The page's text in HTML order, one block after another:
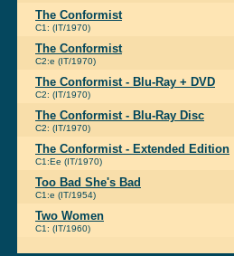
The Conformist
C1: (IT/1970)
The Conformist
C2:e (IT/1970)
The Conformist - Blu-Ray + DVD
C2: (IT/1970)
The Conformist - Blu-Ray Disc
C2: (IT/1970)
The Conformist - Extended Edition
C1:Ee (IT/1970)
Too Bad She's Bad
C1:e (IT/1954)
Two Women
C1: (IT/1960)